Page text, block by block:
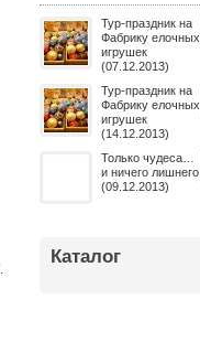
Тур-праздник на
Фабрику елочных
игрушек
(07.12.2013)
Тур-праздник на
Фабрику елочных
игрушек
(14.12.2013)
Только чудеса…
и ничего лишнего
(09.12.2013)
Каталог